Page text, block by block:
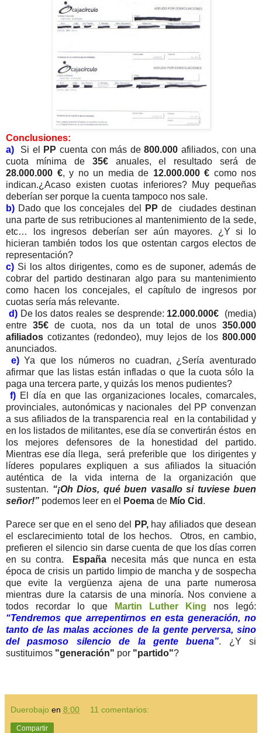
Conclusiones:
a)
Si el PP cuenta con más de800.000 afiliados, con una
cuota mínima de 35€ anuales, el resultado será de
28.000.000 €, y no un media de 12.000.000 € como nos
indican.¿Acaso existen cuotas inferiores? Muy pequeñas
deberían ser porque la cuenta tampoco nos sale.
b) Dado que los concejales del PP de ciudades destinan
una parte de sus retribuciones al mantenimiento de la sede,
etc… los ingresos deberían ser aún mayores. ¿Y si lo
hicieran también todos los que ostentan cargos electos de
representación?
c) Si los altos dirigentes, como es de suponer, además de
cobrar del partido destinaran algo para su mantenimiento
como hacen los concejales, el capítulo de ingresos por
cuotas sería más relevante.
d) De los datos reales se desprende: 12.000.000€
(media)
entre35€ de cuota, nos da un total de unos350.000
afiliados cotizantes (redondeo), muy lejos de los 800.000
anunciados.
e)Ya que los números no cuadran, ¿Sería aventurado
afirmar que las listas están infladas o que la cuota sólo la
paga una tercera parte, y quizás los menos pudientes?
f) El día en que las organizaciones locales, comarcales,
provinciales, autonómicas y nacionales del PP convenzan
a sus afiliados de la transparencia real en la contabilidad y
en los listados de militantes, ese día se convertirán éstos en
los mejores defensores de la honestidad del partido.
Mientras ese día llega, será preferible que los dirigentes y
líderes populares expliquen a sus afiliados la situación
auténtica de la vida interna de la organización que
sustentan. “¡Oh Dios, qué buen vasallo si tuviese buen
señor!” podemos leer en el Poema de Mío Cid .
Parece ser que en el seno del PP,hay afiliados que desean
el esclarecimiento total de los hechos. Otros, en cambio,
prefieren el silencio sin darse cuenta de que los días corren
en su contra.
España necesita más que nunca en esta
época de crisis un partido limpio de mancha y de sospecha
que evite la vergüenza ajena de una parte numerosa
mientras dure la catarsis de una minoría. Nos conviene a
todos recordar lo que
Martin Luther King nos legó:
“Tendremos que arrepentirnos en esta generación, no
tanto de las malas acciones de la gente perversa, sino
del pasmoso silencio de la gente buena”. ¿Y si
sustituimos "generación" por "partido"?
Duerobajo en 8:00 11 comentarios:
Compartir